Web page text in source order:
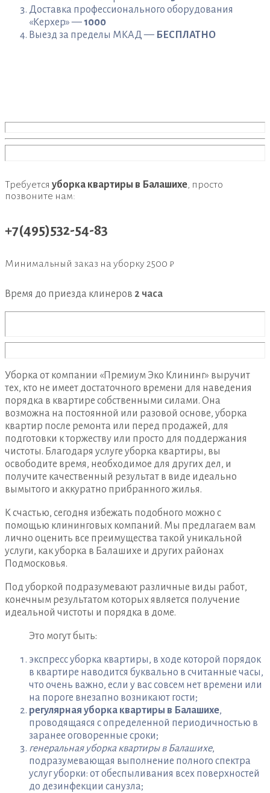
Доставка профессионального оборудования
«Керхер» — 1000
Выезд за пределы МКАД — БЕСПЛАТНО
Требуется уборка квартиры в Балашихе, просто
позвоните нам:
+7(495)532-54-83
Минимальный заказ на уборку 2500 ₽
Время до приезда клинеров 2 часа
Уборка от компании «Премиум Эко Клининг» выручит
тех, кто не имеет достаточного времени для наведения
порядка в квартире собственными силами. Она
возможна на постоянной или разовой основе, уборка
квартир после ремонта или перед продажей, для
подготовки к торжеству или просто для поддержания
чистоты. Благодаря услуге уборка квартиры, вы
освободите время, необходимое для других дел, и
получите качественный результат в виде идеально
вымытого и аккуратно прибранного жилья.
К счастью, сегодня избежать подобного можно с
помощью клининговых компаний. Мы предлагаем вам
лично оценить все преимущества такой уникальной
услуги, как уборка в Балашихе и других районах
Подмосковья.
Под уборкой подразумевают различные виды работ,
конечным результатом которых является получение
идеальной чистоты и порядка в доме.
Это могут быть:
экспресс уборка квартиры, в ходе которой порядок
в квартире наводится буквально в считанные часы,
что очень важно, если у вас совсем нет времени или
на пороге внезапно возникают гости;
регулярная уборка квартиры в Балашихе,
проводящаяся с определенной периодичностью в
заранее оговоренные сроки;
генеральная уборка квартиры в Балашихе,
подразумевающая выполнение полного спектра
услуг уборки: от обеспыливания всех поверхностей
до дезинфекции санузла;